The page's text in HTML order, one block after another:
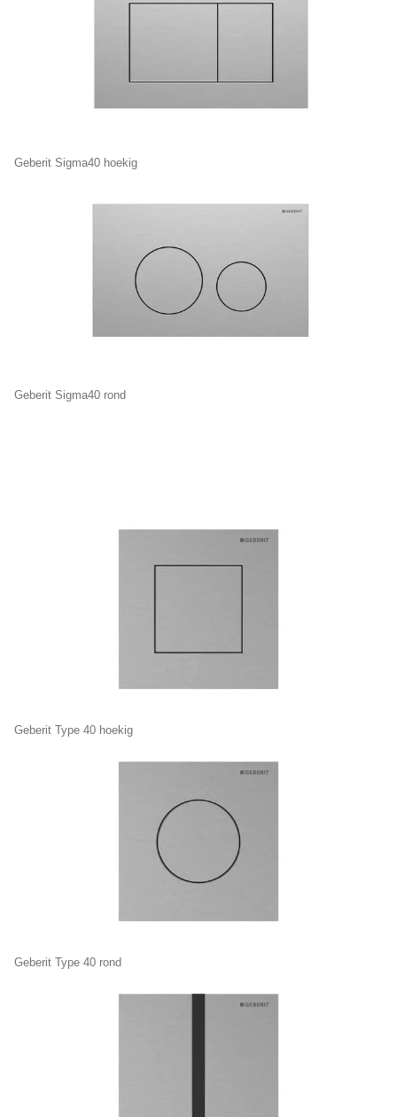
Geberit Sigma40 hoekig
Geberit Sigma40 rond
Geberit Type 40 hoekig
Geberit Type 40 rond